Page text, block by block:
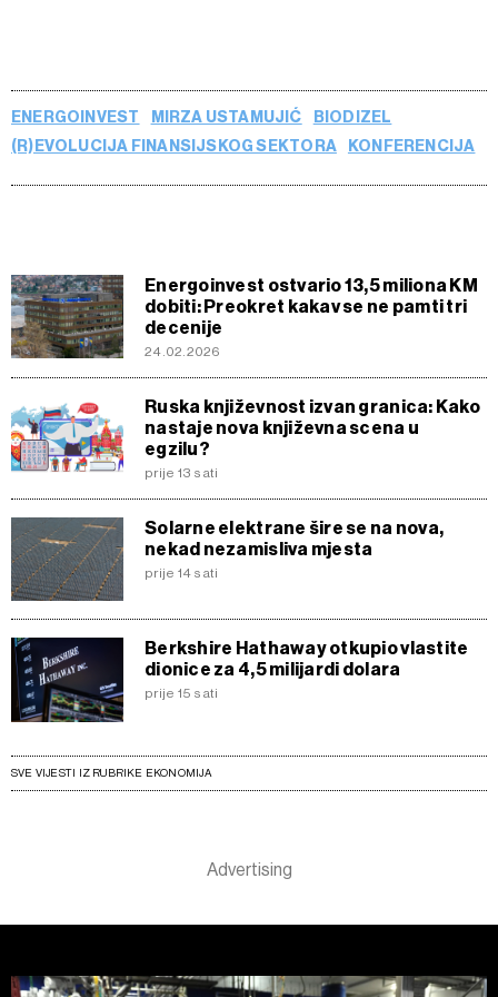
ENERGOINVEST MIRZA USTAMUJIĆ
BIODIZEL
(R)EVOLUCIJA FINANSIJSKOG SEKTORA
KONFERENCIJA
Energoinvest ostvario 13,5 miliona KM
dobiti: Preokret kakav se ne pamti tri
decenije
24.02.2026
Ruska književnost izvan granica: Kako
nastaje nova književna scena u
egzilu?
prije 13 sati
Solarne elektrane šire se na nova,
nekad nezamisliva mjesta
prije 14 sati
Berkshire Hathaway otkupio vlastite
dionice za 4,5 milijardi dolara
prije 15 sati
SVE VIJESTI IZ RUBRIKE EKONOMIJA